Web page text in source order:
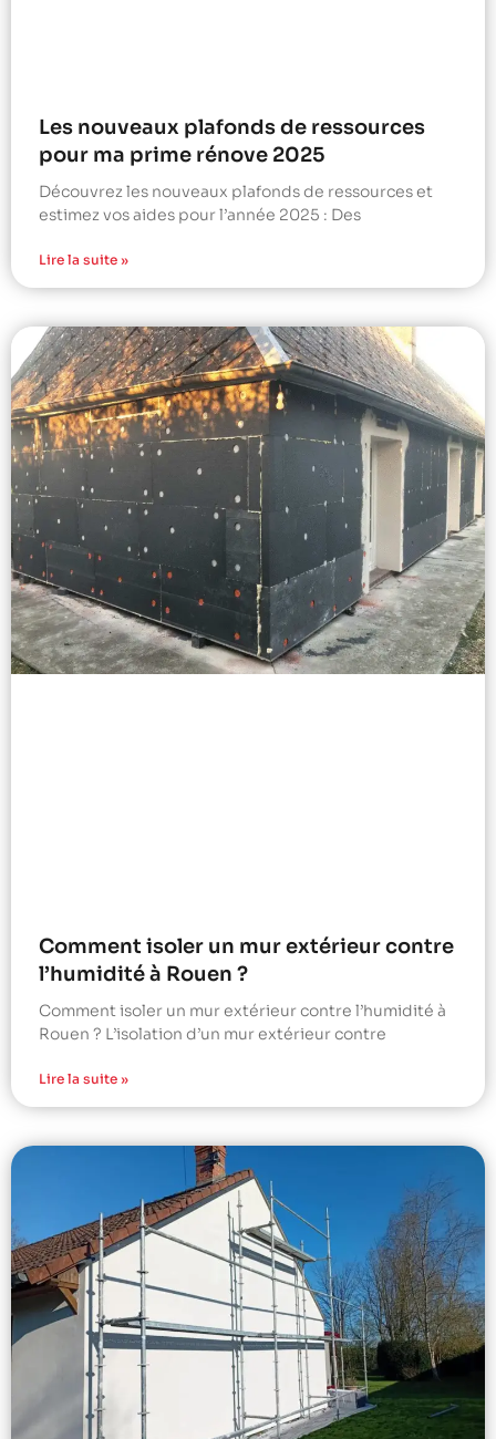
Les nouveaux plafonds de ressources
pour ma prime rénove 2025
Découvrez les nouveaux plafonds de ressources et
estimez vos aides pour l’année 2025 : Des
Lire la suite »
Comment isoler un mur extérieur contre
l’humidité à Rouen ?
Comment isoler un mur extérieur contre l’humidité à
Rouen ? L’isolation d’un mur extérieur contre
Lire la suite »